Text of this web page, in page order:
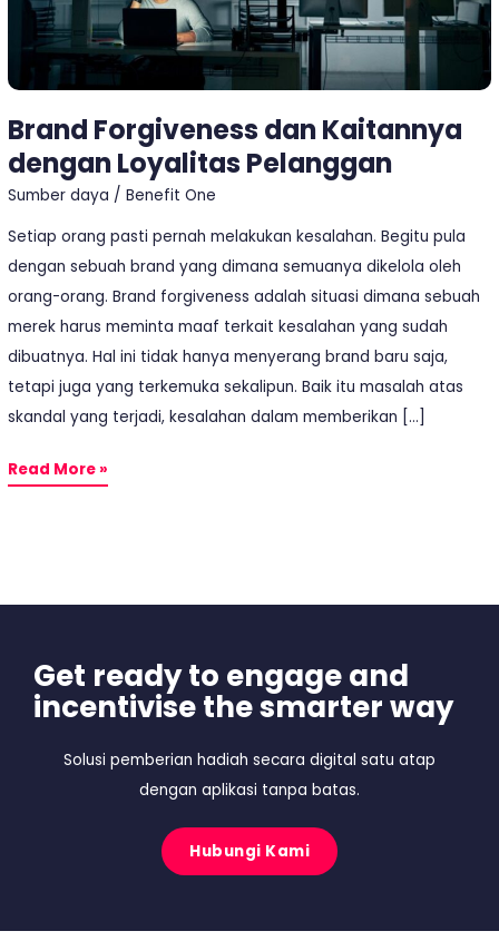
Brand Forgiveness dan Kaitannya
dengan Loyalitas Pelanggan
Sumber daya /Benefit One
Setiap orang pasti pernah melakukan kesalahan. Begitu pula
dengan sebuah brand yang dimana semuanya dikelola oleh
orang-orang. Brand forgiveness adalah situasi dimana sebuah
merek harus meminta maaf terkait kesalahan yang sudah
dibuatnya. Hal ini tidak hanya menyerang brand baru saja,
tetapi juga yang terkemuka sekalipun. Baik itu masalah atas
skandal yang terjadi, kesalahan dalam memberikan […]
Read More »
Get ready to engage and
incentivise the smarter way
Solusi pemberian hadiah secara digital satu atap
dengan aplikasi tanpa batas.
Hubungi Kami